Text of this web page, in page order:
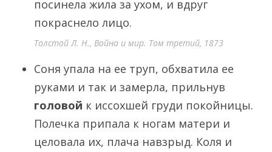
посинела жила за ухом, и вдруг
покраснело лицо.
Толстой Л. Н., Война и мир. Том третий, 1873
Соня упала на ее труп, обхватила ее
руками и так и замерла, прильнув
головой к иссохшей груди покойницы.
Полечка припала к ногам матери и
целовала их, плача навзрыд. Коля и